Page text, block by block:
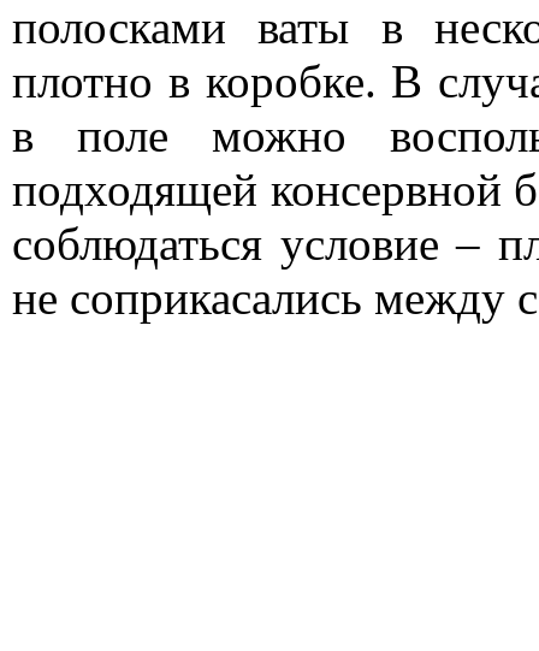
полосками ваты в
плотно в коробке. В
в поле можно
подходящей консервной
соблюдаться условие –
не соприкасались между